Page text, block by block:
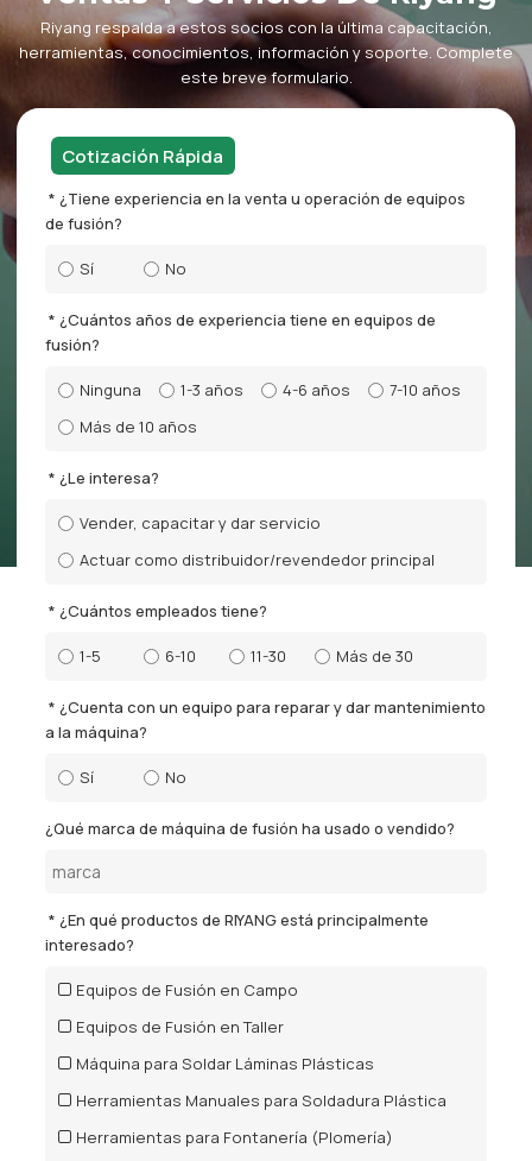
Riyang respalda a estos socios con la última capacitación,
herramientas, conocimientos, información y soporte. Complete
este breve formulario.
Cotización Rápida
¿Tiene experiencia en la venta u operación de equipos
de fusión?
Sí No
¿Cuántos años de experiencia tiene en equipos de
fusión?
Ninguna 1-3 años 4-6 años
7-10 años
Más de 10 años
¿Le interesa?
Vender, capacitar y dar servicio
Actuar como distribuidor/revendedor principal
¿Cuántos empleados tiene?
1-5 6-10 11-30 Más de 30
¿Cuenta con un equipo para reparar y dar mantenimiento
a la máquina?
Sí No
¿Qué marca de máquina de fusión ha usado o vendido?
¿En qué productos de RIYANG está principalmente
interesado?
Equipos de Fusión en Campo
Equipos de Fusión en Taller
Máquina para Soldar Láminas Plásticas
Herramientas Manuales para Soldadura Plástica
Herramientas para Fontanería (Plomería)